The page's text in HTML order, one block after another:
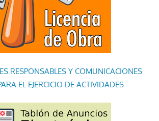
RESPONSABLES Y COMUNICACIONES
EL EJERCICIO DE ACTIVIDADES